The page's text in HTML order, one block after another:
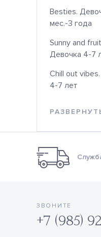
Besties.
мес.-3 года
Sunny and
Девочка 4-7
Chill out
4-7 лет
ЗВОНИТЕ
+7 (985)